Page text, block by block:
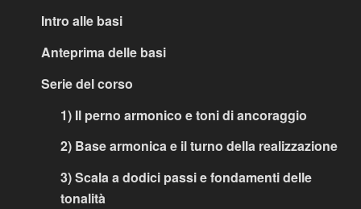
Intro alle basi
Anteprima delle basi
Serie del corso
1) Il perno armonico e toni di ancoraggio
2) Base armonica e il turno della realizzazione
3) Scala a dodici passi e fondamenti delle
tonalità